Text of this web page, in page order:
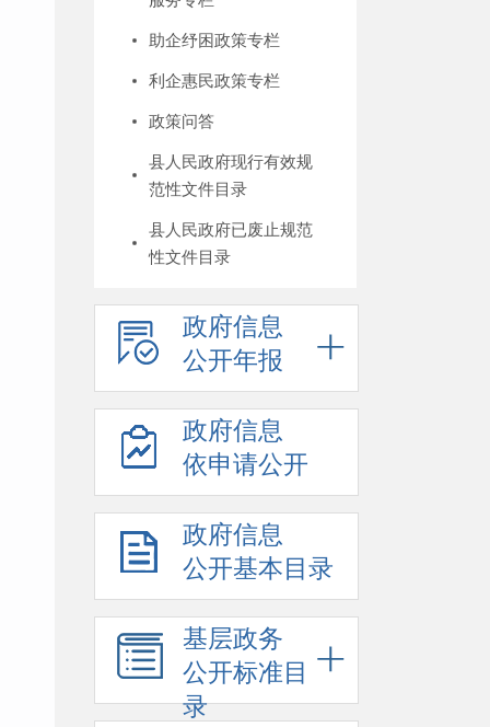
助企纾困政策专栏
利企惠民政策专栏
政策问答
县人民政府现行有效规
范性文件目录
县人民政府已废止规范
性文件目录
政府信息
公开年报
政府信息
依申请公开
政府信息
公开基本目录
基层政务
公开标准目
录